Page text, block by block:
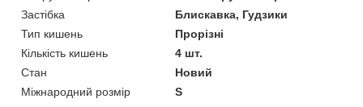
Застібка
Блискавка, Гудзики
Тип кишень
Прорізні
Кількість кишень
4 шт.
Стан
Новий
Міжнародний розмір
S